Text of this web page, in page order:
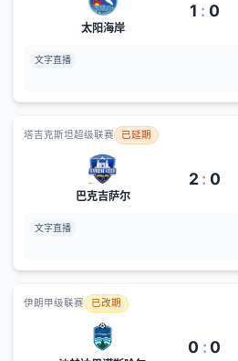
太阳海岸
1 : 0
文字直播
塔吉克斯坦超级联赛 已延期
巴克吉萨尔
2 : 0
文字直播
伊朗甲级联赛 已改期
0 : 0